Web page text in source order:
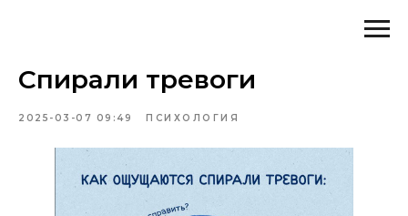
Спирали тревоги
2025-03-07 09:49 ПСИХОЛОГИЯ